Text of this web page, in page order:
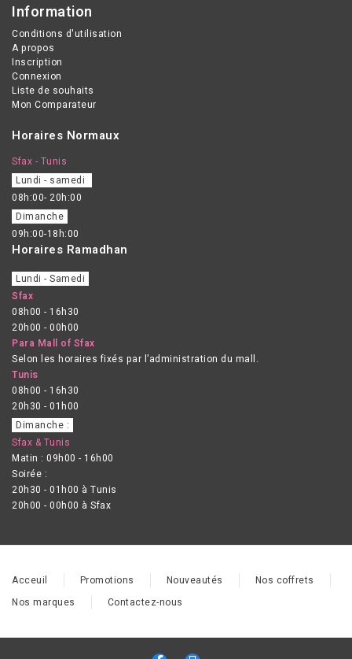
Information
Conditions d'utilisation
A propos
Inscription
Connexion
Liste de souhaits
Mon Comparateur
Horaires Normaux
Sfax - Tunis
Lundi - samedi
08h:00- 20h:00
Dimanche
09h:00-18h:00
Horaires Ramadhan
Lundi - Samedi
Sfax
08h00 - 16h30
20h00 - 00h00
Para Mall of Sfax
Selon les horaires fixés par l’administration du mall.
Tunis
08h00 - 16h30
20h30 - 01h00
Dimanche :
Sfax & Tunis
Matin : 09h00 - 16h00
Soirée :
20h30 - 01h00 à Tunis
20h00 - 00h00 à Sfax
Acceuil Promotions Nouveautés
Nos coffrets
Nos marques
Contactez-nous